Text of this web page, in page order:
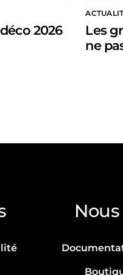
2026
Les
ne